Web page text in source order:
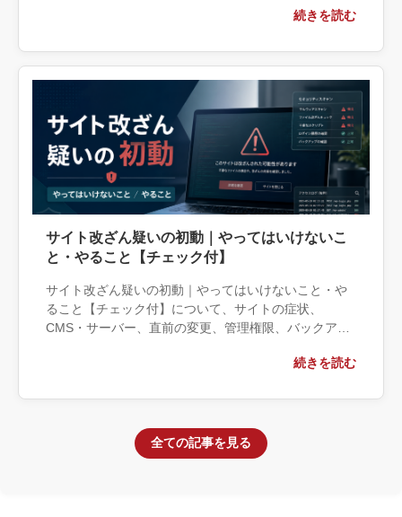
で対応できる範囲と外部へ相談する条件、相談前に用
解説します。
続きを読む
サイト改ざん疑いの初動｜やってはいけないこ
と・やること【チェック付】
サイト改ざん疑いの初動｜やってはいけないこと・や
ること【チェック付】について、サイトの症状、
CMS・サーバー、直前の変更、管理権限、バックアッ
します。自社で対応できる範囲と外部へ相談する条
物まで具体的に解説します。
続きを読む
全ての記事を見る